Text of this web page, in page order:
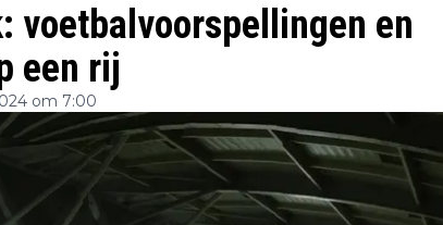
voetbalvoorspellingen en
een rij
om 7:00